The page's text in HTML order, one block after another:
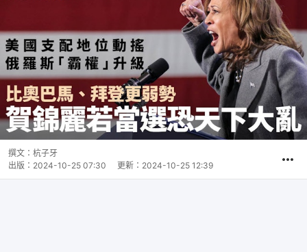
撰文： 杭子牙
出版： 2024-10-25 07:30 更新： 2024-10-25 12:39